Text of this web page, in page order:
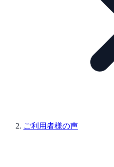
ご利用者様の声